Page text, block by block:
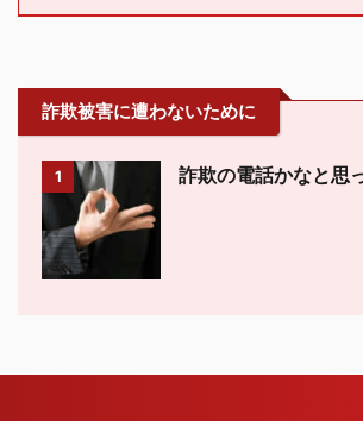
詐欺被害に遭わないために
1 詐欺の電話かなと思